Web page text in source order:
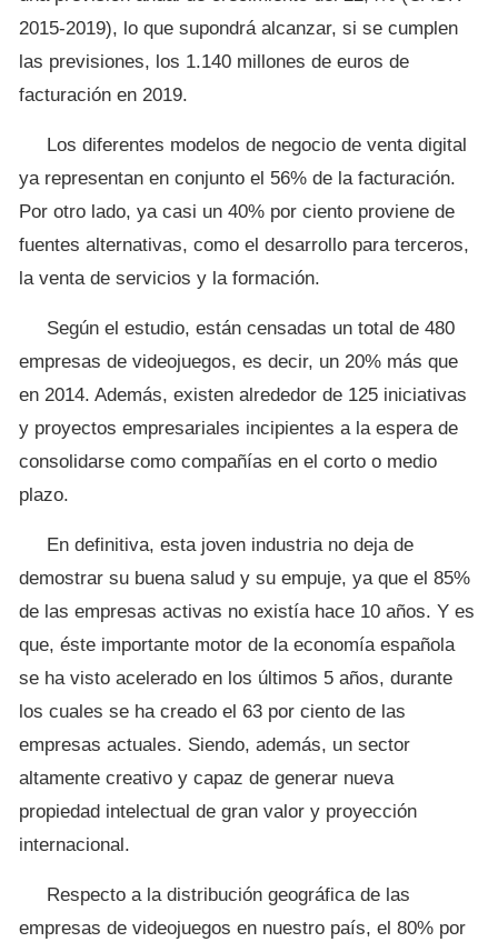
2015-2019), lo que supondrá alcanzar, si se cumplen
las previsiones, los 1.140 millones de euros de
facturación en 2019.
Los diferentes modelos de negocio de venta digital
ya representan en conjunto el 56% de la facturación.
Por otro lado, ya casi un 40% por ciento proviene de
fuentes alternativas, como el desarrollo para terceros,
la venta de servicios y la formación.
Según el estudio, están censadas un total de 480
empresas de videojuegos, es decir, un 20% más que
en 2014. Además, existen alrededor de 125 iniciativas
y proyectos empresariales incipientes a la espera de
consolidarse como compañías en el corto o medio
plazo.
En definitiva, esta joven industria no deja de
demostrar su buena salud y su empuje, ya que el 85%
de las empresas activas no existía hace 10 años. Y es
que, éste importante motor de la economía española
se ha visto acelerado en los últimos 5 años, durante
los cuales se ha creado el 63 por ciento de las
empresas actuales. Siendo, además, un sector
altamente creativo y capaz de generar nueva
propiedad intelectual de gran valor y proyección
internacional.
Respecto a la distribución geográfica de las
empresas de videojuegos en nuestro país, el 80% por